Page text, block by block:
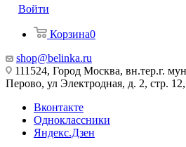
Войти
Корзина0
shop@belinka.ru
111524, Город Москва, вн.тер.г.
Перово, ул Электродная, д. 2, стр.
Вконтакте
Одноклассники
Яндекс.Дзен